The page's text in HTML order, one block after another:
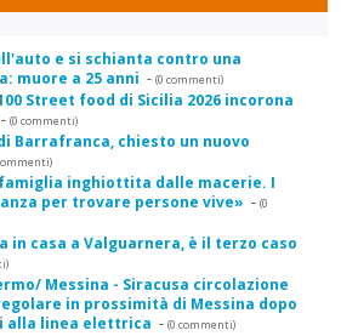
e si schianta contro una
muore a 25 anni - (0 commenti)
Street food di Sicilia 2026 incorona
- (0 commenti)
Barrafranca, chiesto un nuovo
inghiottita dalle macerie. I
per trovare persone vive» - (0
in casa a Valguarnera, è il terzo caso
Messina - Siracusa circolazione
in prossimità di Messina dopo
alla linea elettrica - (0 commenti)